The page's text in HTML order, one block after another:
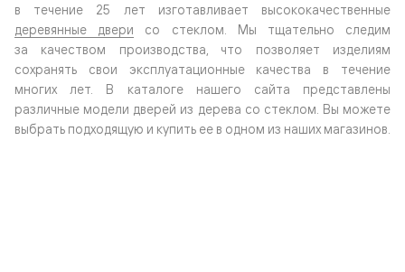
в течение 25 лет изготавливает высококачественные
деревянные двери со стеклом. Мы тщательно следим
за качеством производства, что позволяет изделиям
сохранять свои эксплуатационные качества в течение
многих лет. В каталоге нашего сайта представлены
различные модели дверей из дерева со стеклом. Вы можете
выбрать подходящую и купить ее в одном из наших магазинов.